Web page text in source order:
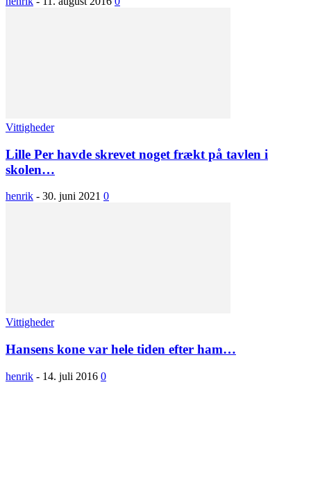
Vittigheder
Lille Per havde skrevet noget frækt på tavlen i
skolen…
henrik - 30. juni 2021 0
Vittigheder
Hansens kone var hele tiden efter ham…
henrik - 14. juli 2016 0